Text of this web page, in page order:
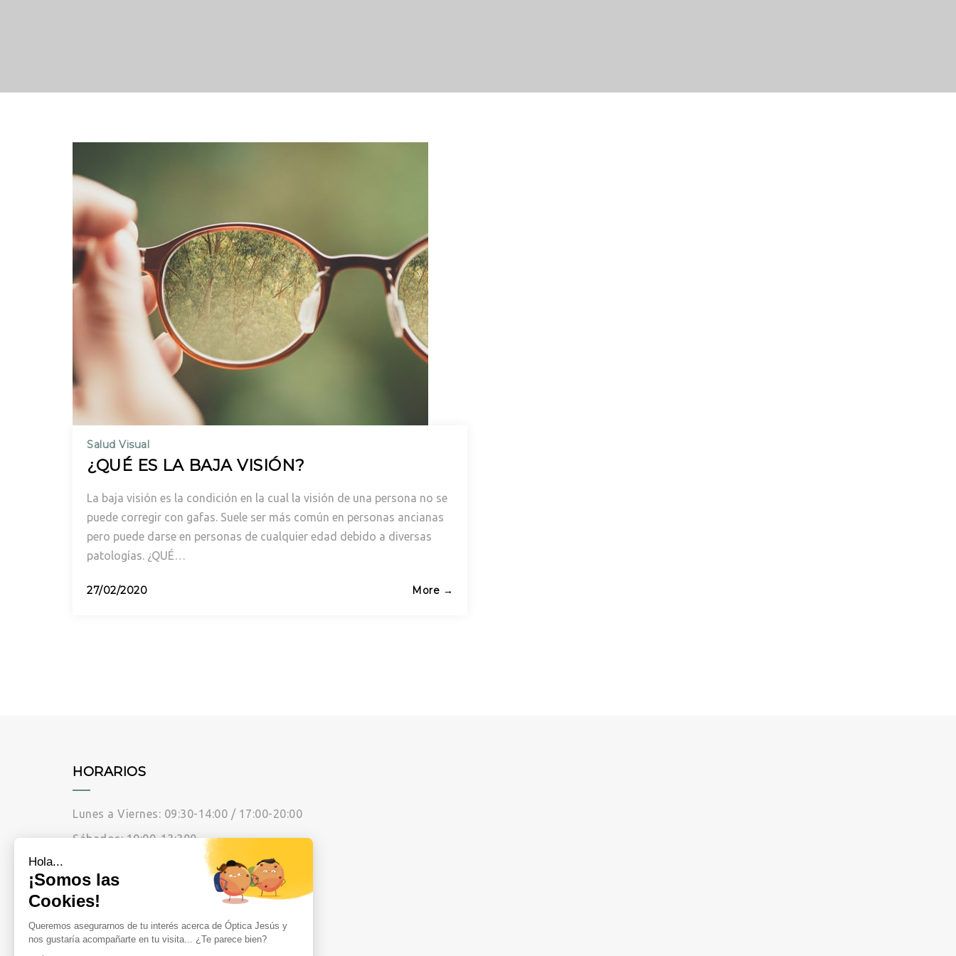
Salud Visual
¿QUÉ ES LA BAJA VISIÓN?
La baja visión es la condición en la cual la visión de una persona no se
puede corregir con gafas. Suele ser más común en personas ancianas
pero puede darse en personas de cualquier edad debido a diversas
patologías. ¿QUÉ…
Posted
27/02/2020 More →
HORARIOS
Lunes a Viernes: 09:30-14:00 / 17:00-20:00
Sábados: 10:00-13:300
POLÍTICA DE COOKIES
Hola...
¡Somos las
Cookies!
Queremos asegurarnos de tu interés acerca de Óptica Jesús y
nos gustaría acompañarte en tu visita... ¿Te parece bien?